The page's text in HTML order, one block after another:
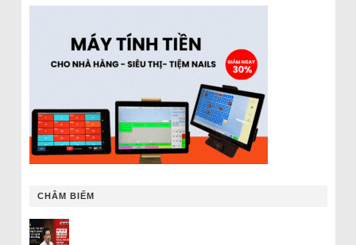
CHÂM BIẾM